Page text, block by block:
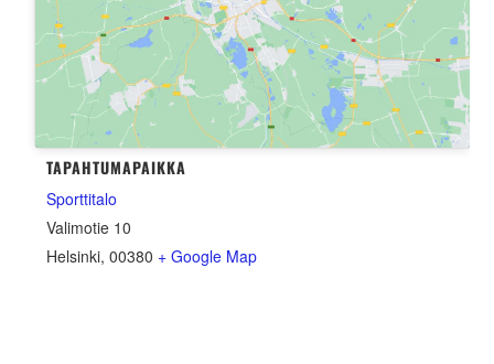
TAPAHTUMAPAIKKA
Sporttitalo
Valimotie 10
Helsinki, 00380 + Google Map